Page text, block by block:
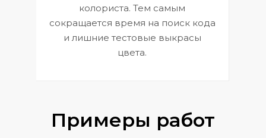
колориста. Тем самым
сокращается время на поиск кода
и лишние тестовые выкрасы
цвета.
Примеры работ